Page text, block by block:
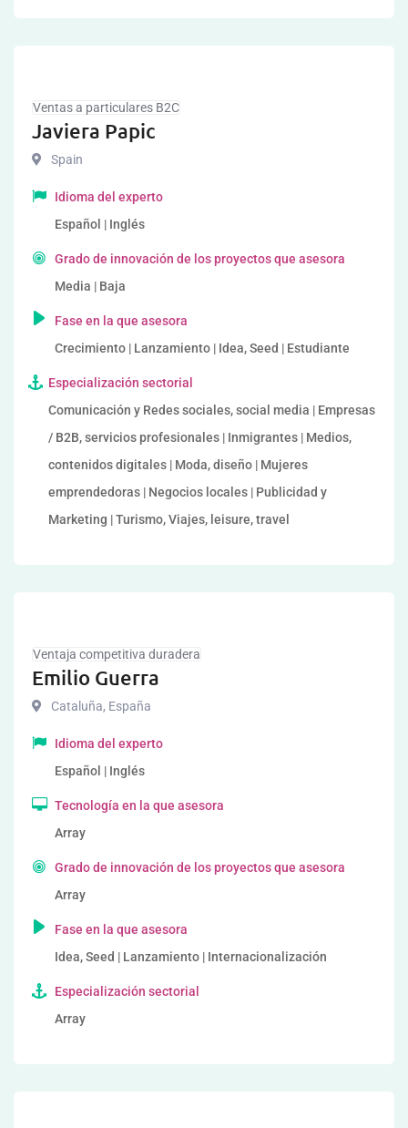
Ventas a particulares B2C
Javiera Papic
Spain
Idioma del experto
Español | Inglés
Grado de innovación de los proyectos que asesora
Media | Baja
Fase en la que asesora
Crecimiento | Lanzamiento | Idea, Seed | Estudiante
Especialización sectorial
Comunicación y Redes sociales, social media | Empresas
/ B2B, servicios profesionales | Inmigrantes | Medios,
contenidos digitales | Moda, diseño | Mujeres
emprendedoras | Negocios locales | Publicidad y
Marketing | Turismo, Viajes, leisure, travel
Ventaja competitiva duradera
Emilio Guerra
Cataluña, España
Idioma del experto
Español | Inglés
Tecnología en la que asesora
Array
Grado de innovación de los proyectos que asesora
Array
Fase en la que asesora
Idea, Seed | Lanzamiento | Internacionalización
Especialización sectorial
Array